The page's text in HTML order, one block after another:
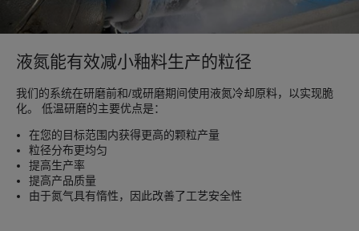
液氮能有效减小釉料生产的粒径
我们的系统在研磨前和/或研磨期间使用液氮冷却原料，以实现脆
化。 低温研磨的主要优点是：
在您的目标范围内获得更高的颗粒产量
粒径分布更均匀
提高生产率
提高产品质量
由于氮气具有惰性，因此改善了工艺安全性